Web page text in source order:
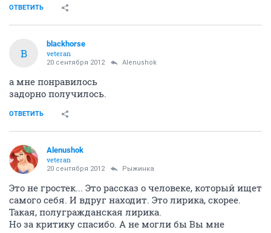
ОТВЕТИТЬ
B
blackhorse
veteran
20 сентября 2012 Alenushok
а мне понравилось
задорно получилось.
ОТВЕТИТЬ
Alenushok
veteran
20 сентября 2012 Рыжинка
Это не гростек... Это рассказ о человеке, который ищет
самого себя. И вдруг находит. Это лирика, скорее.
Такая, полугражданская лирика.
Но за критику спасибо. А не могли бы Вы мне